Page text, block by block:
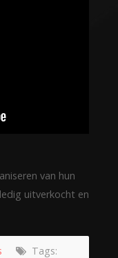
van hun
uitverkocht en
Tags: